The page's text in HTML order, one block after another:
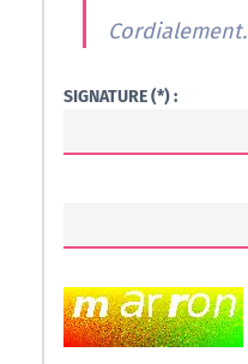
Cordialement.
SIGNATURE (*) :